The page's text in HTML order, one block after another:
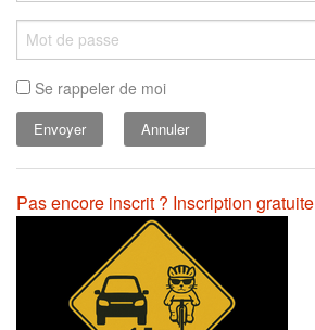
Se rappeler de moi
Annuler
Pas encore inscrit ? Inscription gratuite